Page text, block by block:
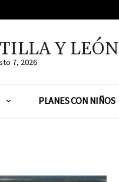
Y LEÓN
7, 2026
PLANES CON NIÑOS